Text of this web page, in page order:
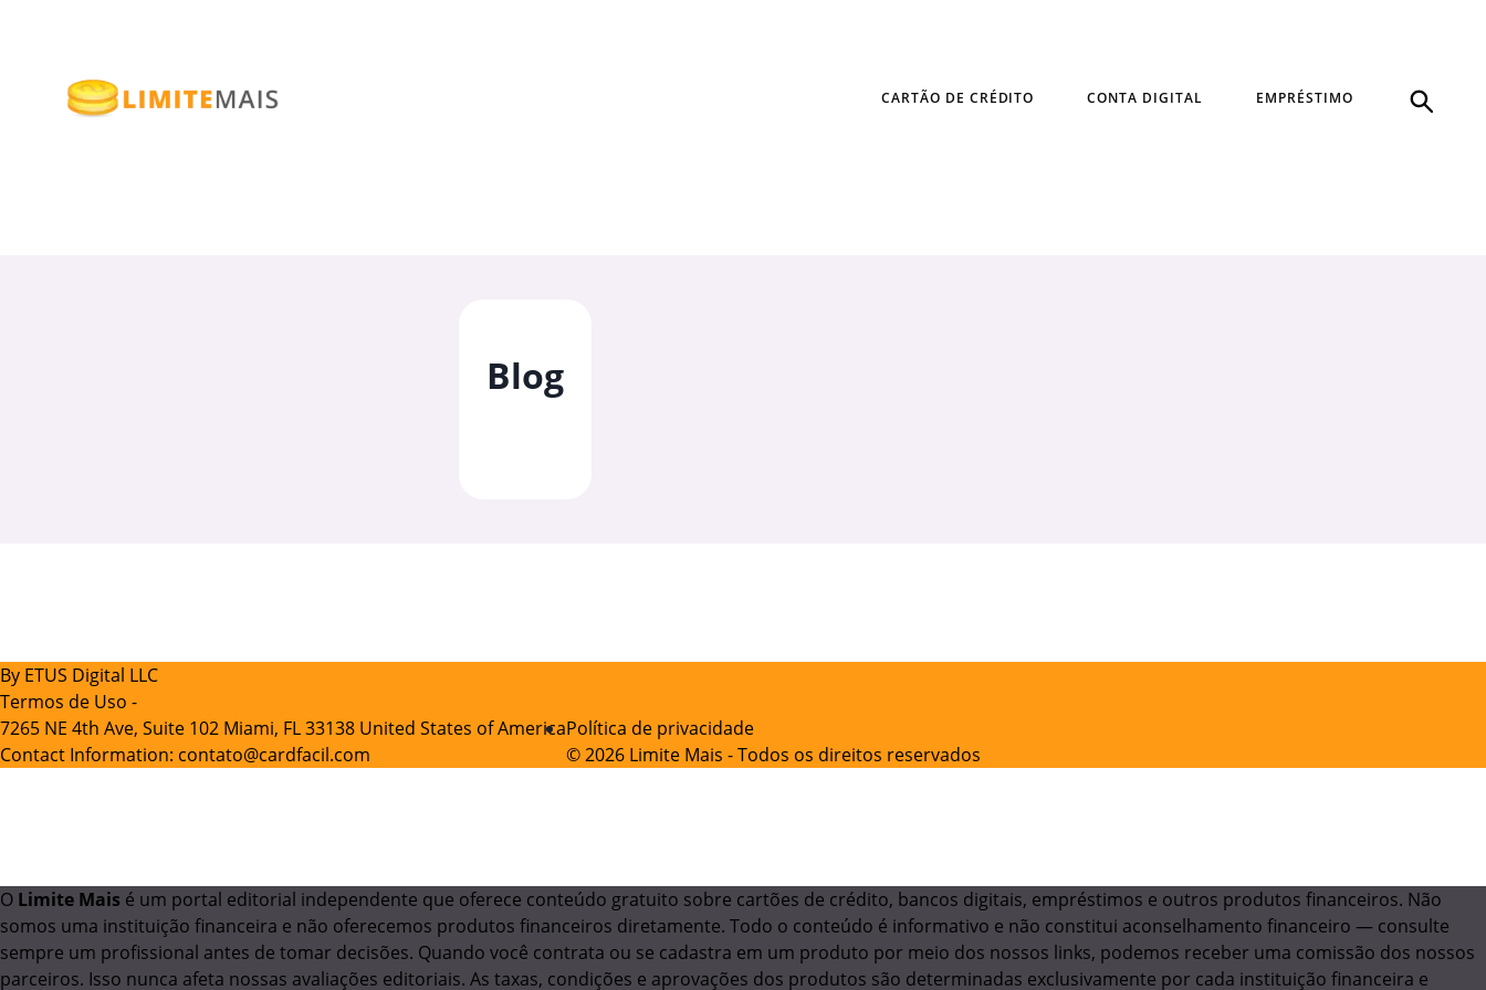
CARTÃO DE CRÉDITO CONTA DIGITAL EMPRÉSTIMO
Blog
By ETUS Digital LLC
Termos de Uso -
7265 NE 4th Ave, Suite 102 Miami, FL 33138 United States of America
Contact Information: contato@cardfacil.com
Política de privacidade
© 2026 Limite Mais - Todos os direitos reservados
O Limite Mais é um portal editorial independente que oferece conteúdo gratuito sobre cartões de crédito, bancos digitais, empréstimos e outros produtos financeiros. Não
somos uma instituição financeira e não oferecemos produtos financeiros diretamente. Todo o conteúdo é informativo e não constitui aconselhamento financeiro — consulte
sempre um profissional antes de tomar decisões. Quando você contrata ou se cadastra em um produto por meio dos nossos links, podemos receber uma comissão dos nossos
parceiros. Isso nunca afeta nossas avaliações editoriais. As taxas, condições e aprovações dos produtos são determinadas exclusivamente por cada instituição financeira e